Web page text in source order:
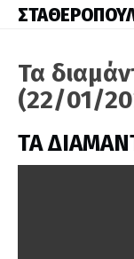
Τα
(22/01/
ΤΑ